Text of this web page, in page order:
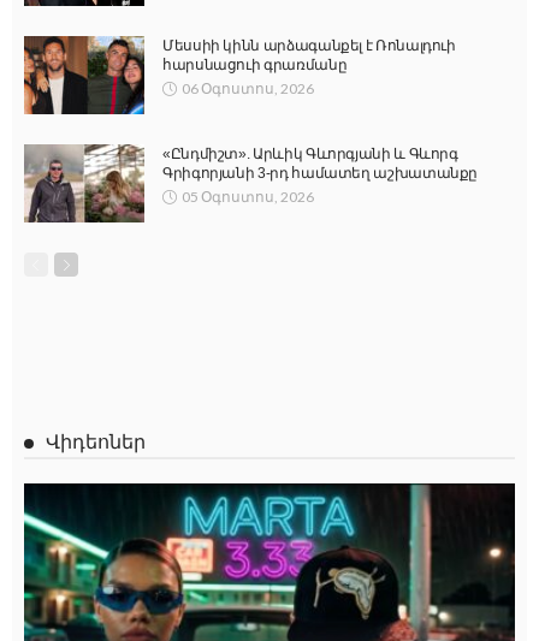
Մեսսիի կինն արձագանքել է Ռոնալդուի
հարսնացուի գրառմանը
06 Օգոստոս, 2026
«Ընդմիշտ». Արևիկ Գևորգյանի և Գևորգ
Գրիգորյանի 3-րդ համատեղ աշխատանքը
05 Օգոստոս, 2026
Վիդեոներ